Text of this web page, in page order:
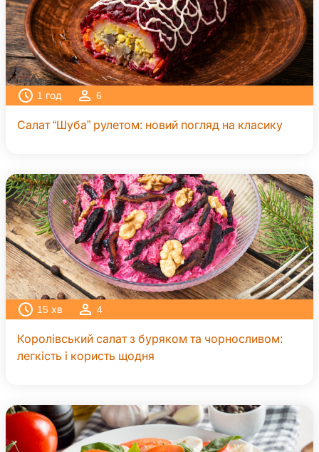
1 год 6
Салат “Шуба” рулетом: новий погляд на класику
15 хв 4
Королівський салат з буряком та чорносливом:
легкість і користь щодня